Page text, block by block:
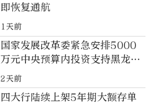
即恢复通航
1天前
国家发展改革委紧急安排5000
万元中央预算内投资支持黑龙江
洪涝灾害灾后应急恢复
2天前
四大行陆续上架5年期大额存单